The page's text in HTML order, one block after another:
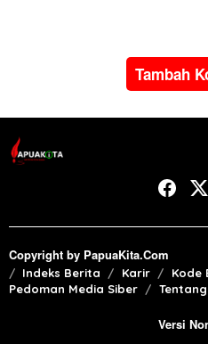
Tambah
Copyright by PapuaKita.Com
Indeks Berita Karir
Kode
Pedoman Media Siber
Versi